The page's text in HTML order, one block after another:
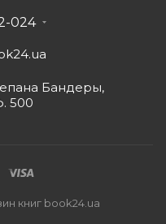
024
Бандеры,
500
книг book24.ua